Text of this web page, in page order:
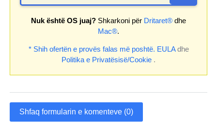
Nuk është OS juaj? Shkarkoni për Dritaret® dhe
Mac®.
* Shih ofertën e provës falas më poshtë. EULAdhe
Politika e Privatësisë/Cookie .
Shfaq formularin e komenteve (0)